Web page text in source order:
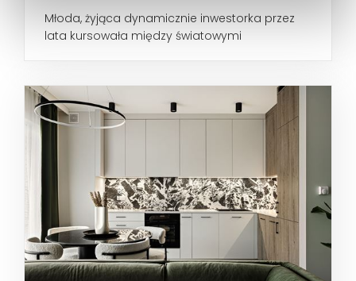
Młoda, żyjąca dynamicznie inwestorka przez
lata kursowała między światowymi